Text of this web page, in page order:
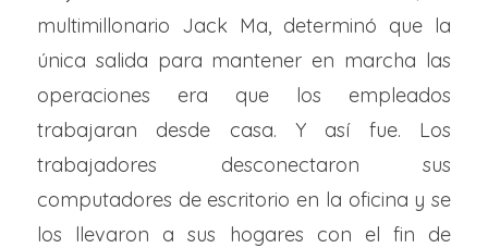
multimillonario Jack Ma, determinó que la
única salida para mantener en marcha las
operaciones era que los empleados
trabajaran desde casa. Y así fue. Los
trabajadores desconectaron sus
computadores de escritorio en la oficina y se
los llevaron a sus hogares con el fin de